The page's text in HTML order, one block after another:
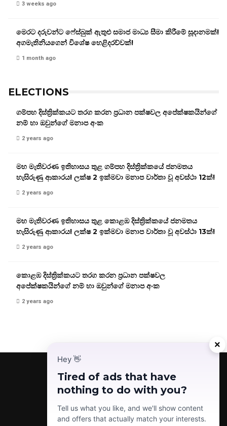
×
Hey 👋
Tired of ads that have
nothing to do with you?
Tell us what you like, and we'll show content
and offers that actually match your interests.
3 weeks ago
මෙරට දරුවන්ට ෆේස්බුක් ඇතුළු සමාජ මාධ්‍ය සීමා කිරීමේ සූදානමක්!
අගමැතිනියගෙන් විශේෂ හෙළිදරව්වක්!
1 month ago
ELECTIONS
ගම්පහ දිස්ත්‍රික්කයට තරග කරන ප්‍රධාන පක්ෂවල අපේක්ෂකයින්ගේ
නම් හා ඔවුන්ගේ මනාප අංක
2 years ago
මහ මැතිවරණ ඉතිහාසය තුළ ගම්පහ දිස්ත්‍රික්කයේ ජනමතය
හැසිරුණු ආකාරය! ලක්ෂ 2 ඉක්මවා මනාප වාර්තා වූ අවස්ථා 12ක්!
2 years ago
මහ මැතිවරණ ඉතිහාසය තුළ කොළඹ දිස්ත්‍රික්කයේ ජනමතය
හැසිරුණු ආකාරය! ලක්ෂ 2 ඉක්මවා මනාප වාර්තා වූ අවස්ථා 13ක්!
2 years ago
කොළඹ දිස්ත්‍රික්කයට තරග කරන ප්‍රධාන පක්ෂවල
අපේක්ෂකයින්ගේ නම් හා ඔවුන්ගේ මනාප අංක
2 years ago
Facebook
Telegram
Instagram
TikTok
YouTube